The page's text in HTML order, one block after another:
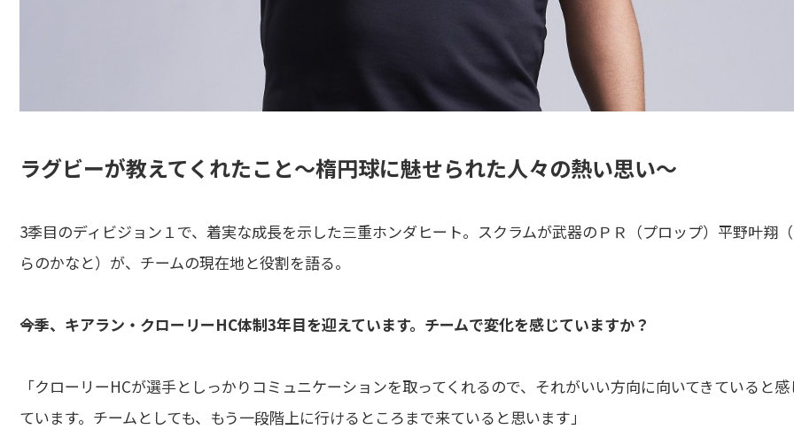
ラグビーが教えてくれたこと～楕円球に魅せられた人々の熱い思い～
3季目のディビジョン１で、着実な成長を示した三重ホンダヒート。スクラムが武器のＰＲ（プロップ）平野叶翔
らのかなと）が、チームの現在地と役割を語る。
――今季、キアラン・クローリーHC体制3年目を迎えています。チームで変化を感じていますか？
「クローリーHCが選手としっかりコミュニケーションを取ってくれるので、それがいい方向に向いてきていると感
ています。チームとしても、もう一段階上に行けるところまで来ていると思います」